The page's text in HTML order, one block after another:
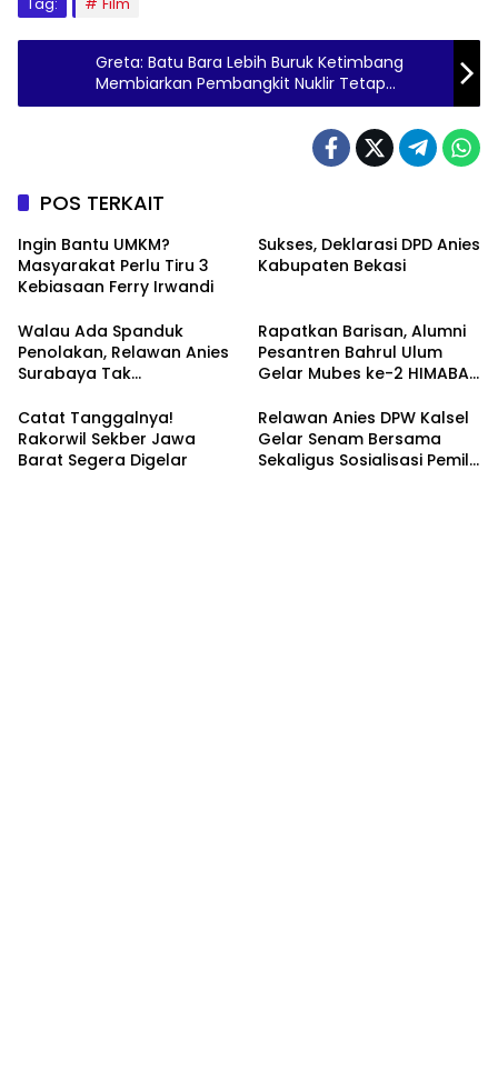
Tag: Film
Greta: Batu Bara Lebih Buruk Ketimbang
Membiarkan Pembangkit Nuklir Tetap
Menyala
POS TERKAIT
Ingin Bantu UMKM?
Masyarakat Perlu Tiru 3
Kebiasaan Ferry Irwandi
Sukses, Deklarasi DPD Anies
Kabupaten Bekasi
Walau Ada Spanduk
Penolakan, Relawan Anies
Surabaya Tak
Rapatkan Barisan, Alumni
Pesantren Bahrul Ulum
Gelar Mubes ke-2 HIMABAS
Semarang
Catat Tanggalnya!
Rakorwil Sekber Jawa
Barat Segera Digelar
Relawan Anies DPW Kalsel
Gelar Senam Bersama
Sekaligus Sosialisasi Pemilu